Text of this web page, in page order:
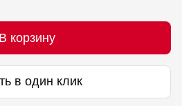
В корзину
в один клик